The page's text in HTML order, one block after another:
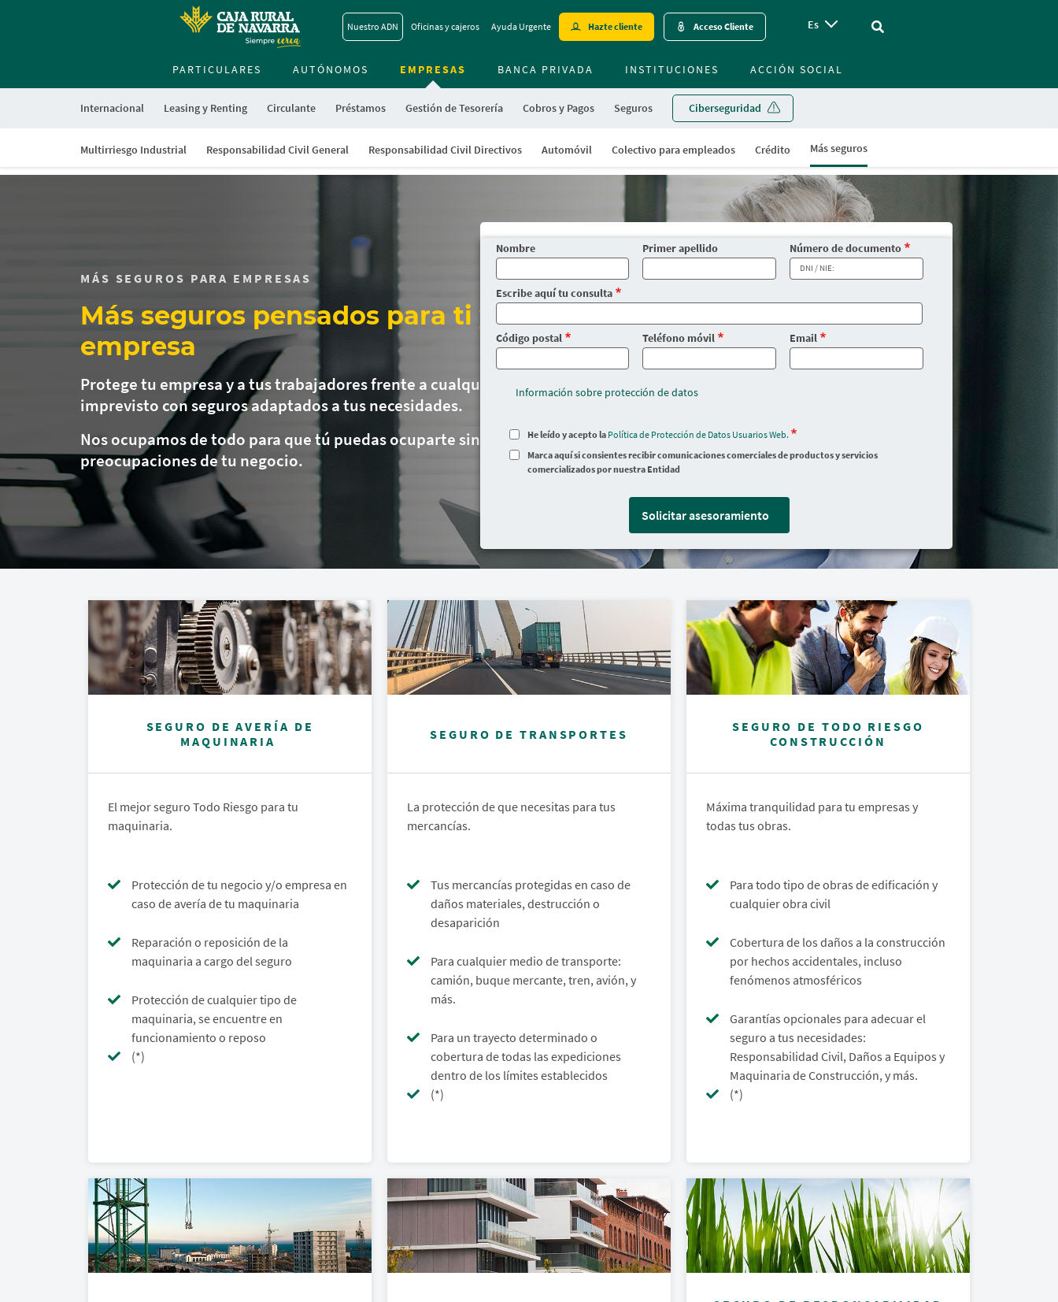
to
contentt
Nuestro ADN Oficinas y cajeros Ayuda Urgente Hazte cliente Acceso Cliente Es Vinculo - Buscar en la web
PARTICULARES AUTÓNOMOS EMPRESAS
Internacional Leasing y Renting Circulante Préstamos Gestión de Tesorería Cobros y Pagos Seguros
Multirriesgo Industrial Responsabilidad Civil General Responsabilidad Civil Directivos Automóvil Colectivo para empleados Crédito Más seguros
Ciberseguridad
BANCA PRIVADA INSTITUCIONES ACCIÓN SOCIAL
MÁS SEGUROS PARA EMPRESAS
Más seguros pensados para ti y tu
empresa
Protege tu empresa y a tus trabajadores frente a cualquier
imprevisto con seguros adaptados a tus necesidades.
Nos ocupamos de todo para que tú puedas ocuparte sin
preocupaciones de tu negocio.
Nombre Primer apellido Número de documento
Escribe aquí tu consulta
Código postal Teléfono móvil Email
Información sobre protección de datos
He leído y acepto la Política de Protección de Datos Usuarios Web.
Marca aquí si consientes recibir comunicaciones comerciales de productos y servicios
comercializados por nuestra Entidad
Solicitar asesoramiento
SEGURO DE AVERÍA DE
MAQUINARIA
El mejor seguro Todo Riesgo para tu
maquinaria.
Protección de tu negocio y/o empresa en
caso de avería de tu maquinaria
Reparación o reposición de la
maquinaria a cargo del seguro
Protección de cualquier tipo de
maquinaria, se encuentre en
funcionamiento o reposo
(*)
SEGURO DE TRANSPORTES
La protección de que necesitas para tus
mercancías.
Tus mercancías protegidas en caso de
daños materiales, destrucción o
desaparición
Para cualquier medio de transporte:
camión, buque mercante, tren, avión, y
más.
Para un trayecto determinado o
cobertura de todas las expediciones
dentro de los límites establecidos
(*)
SEGURO DE TODO RIESGO
CONSTRUCCIÓN
Máxima tranquilidad para tu empresas y
todas tus obras.
Para todo tipo de obras de edificación y
cualquier obra civil
Cobertura de los daños a la construcción
por hechos accidentales, incluso
fenómenos atmosféricos
Garantías opcionales para adecuar el
seguro a tus necesidades:
Responsabilidad Civil, Daños a Equipos y
Maquinaria de Construcción, y más.
(*)